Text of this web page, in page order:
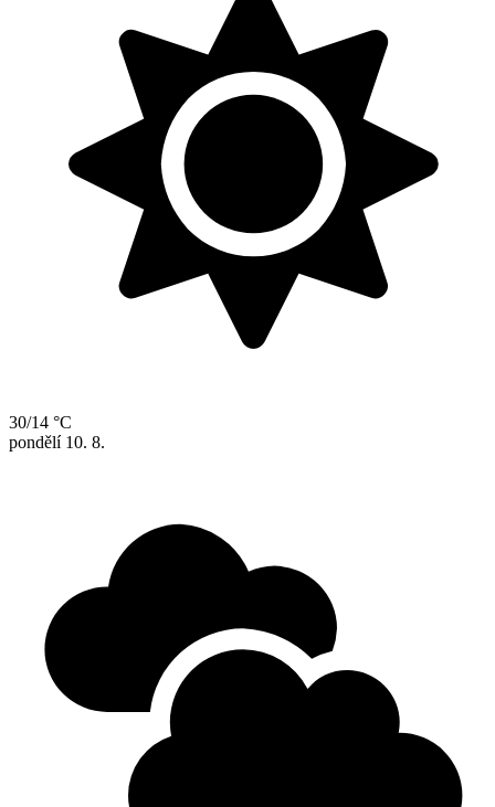
30/14 °C
pondělí 10. 8.